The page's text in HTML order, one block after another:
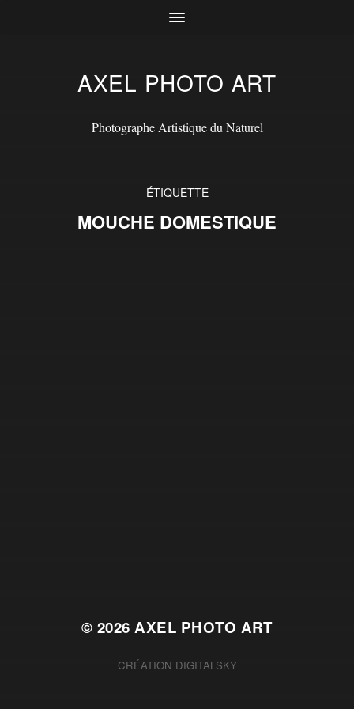
AXEL PHOTO ART
Photographe Artistique du Naturel
ÉTIQUETTE
MOUCHE DOMESTIQUE
© 2026AXEL PHOTO ART
CRÉATION DIGITALSKY